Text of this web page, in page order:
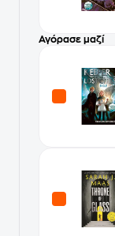
Αγόρασε μαζί